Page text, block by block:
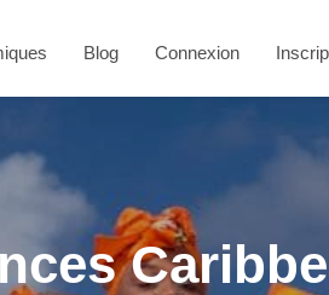
Blog Connexion